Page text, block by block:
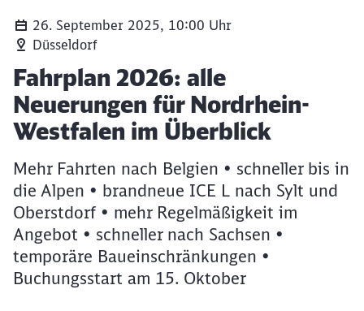
26. September 2025, 10:00 Uhr
Düsseldorf
Artikel:
Fahrplan 2026: alle
Neuerungen für Nordrhein-
Westfalen im Überblick
Mehr Fahrten nach Belgien • schneller bis in
die Alpen • brandneue ICE L nach Sylt und
Oberstdorf • mehr Regelmäßigkeit im
Angebot • schneller nach Sachsen •
temporäre Baueinschränkungen •
Buchungsstart am 15. Oktober